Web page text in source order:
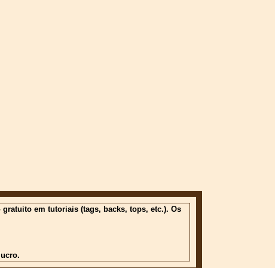
em tutoriais (tags, backs, tops, etc.). Os